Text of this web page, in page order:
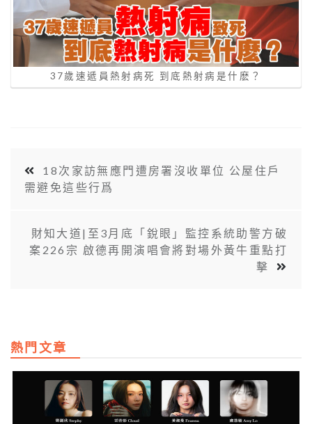
37歲速遞員熱射病死 到底熱射病是什麽？
18次家訪無應門遭房署沒收單位 公屋住戶
需避免這些行爲
財知大道|至3月底「銳眼」監控系統助警方破
案226宗 啟德再開演唱會將對場外黃牛重點打
擊
熱門文章